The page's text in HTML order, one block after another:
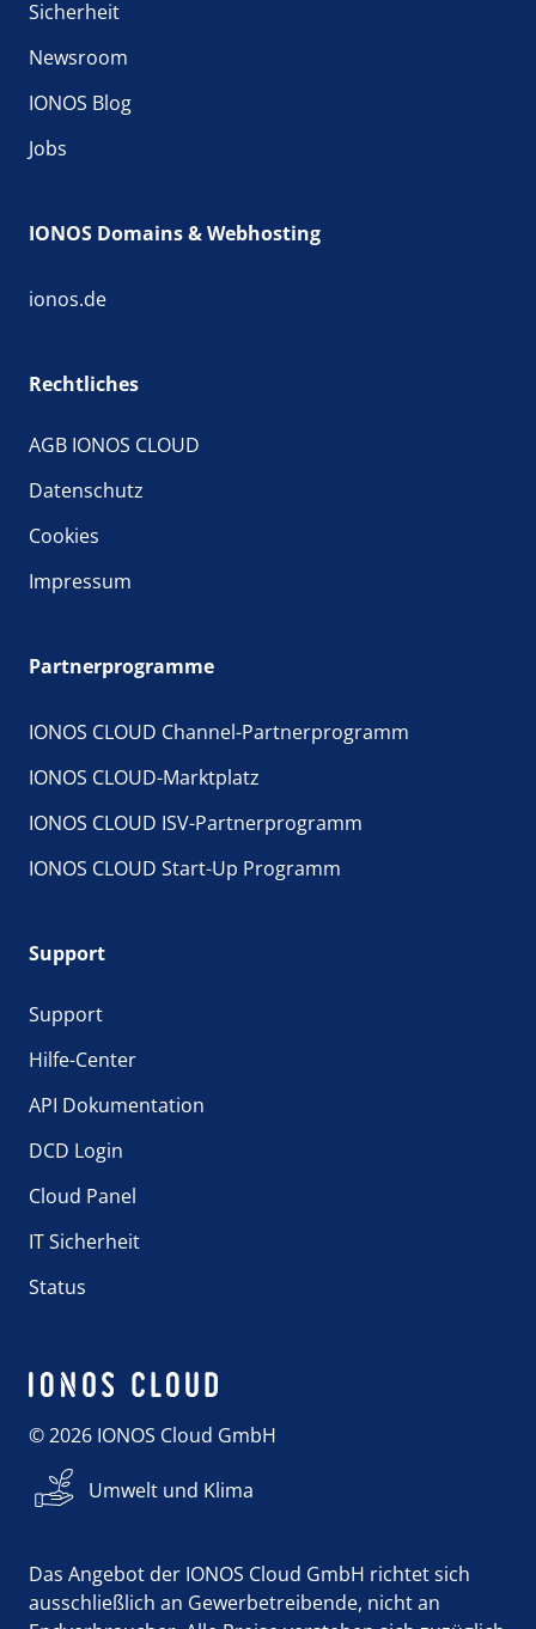
Sicherheit
Newsroom
IONOS Blog
Jobs
IONOS Domains & Webhosting
ionos.de
Rechtliches
AGB IONOS CLOUD
Datenschutz
Cookies
Impressum
Partnerprogramme
IONOS CLOUD Channel-Partnerprogramm
IONOS CLOUD-Marktplatz
IONOS CLOUD ISV-Partnerprogramm
IONOS CLOUD Start-Up Programm
Support
Support
Hilfe-Center
API Dokumentation
DCD Login
Cloud Panel
IT Sicherheit
Status
© 2026 IONOS Cloud GmbH
Umwelt und Klima
Das Angebot der IONOS Cloud GmbH richtet sich
ausschließlich an Gewerbetreibende, nicht an